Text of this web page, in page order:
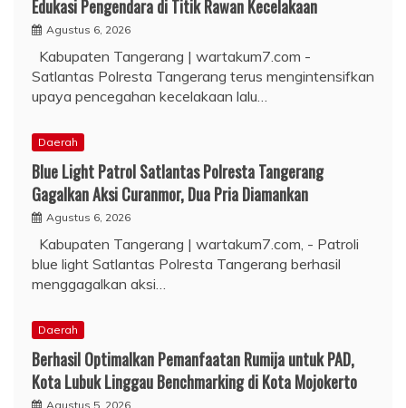
Edukasi Pengendara di Titik Rawan Kecelakaan
Agustus 6, 2026
Kabupaten Tangerang | wartakum7.com -
Satlantas Polresta Tangerang terus mengintensifkan
upaya pencegahan kecelakaan lalu…
Daerah
Blue Light Patrol Satlantas Polresta Tangerang
Gagalkan Aksi Curanmor, Dua Pria Diamankan
Agustus 6, 2026
Kabupaten Tangerang | wartakum7.com, - Patroli
blue light Satlantas Polresta Tangerang berhasil
menggagalkan aksi…
Daerah
Berhasil Optimalkan Pemanfaatan Rumija untuk PAD,
Kota Lubuk Linggau Benchmarking di Kota Mojokerto
Agustus 5, 2026